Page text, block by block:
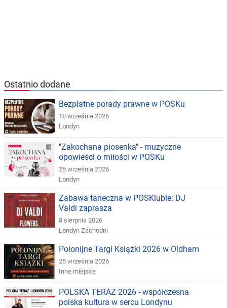
Ostatnio dodane
Bezpłatne porady prawne w POSKu
18 września 2026
Londyn
"Zakochana piosenka" - muzyczne
opowieści o miłości w POSKu
26 września 2026
Londyn
Zabawa taneczna w POSKlubie: DJ
Valdi zaprasza
8 sierpnia 2026
Londyn Zachodni
Polonijne Targi Książki 2026 w Oldham
26 września 2026
Inne miejsce
POLSKA TERAZ 2026 - współczesna
polska kultura w sercu Londynu